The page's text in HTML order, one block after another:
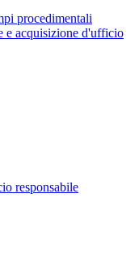
procedimentali
e acquisizione d'ufficio
responsabile